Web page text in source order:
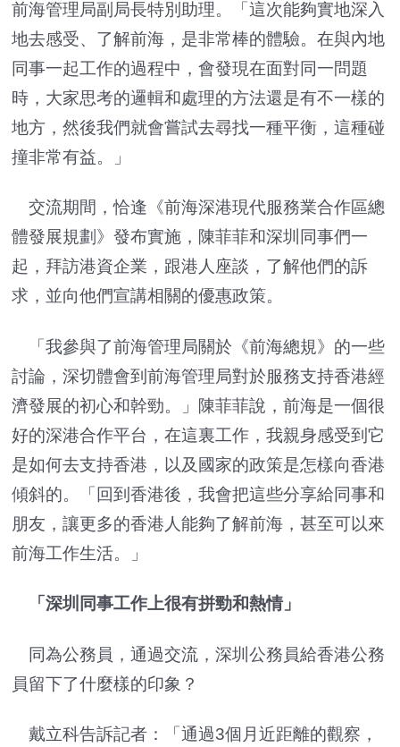
前海管理局副局長特別助理。「這次能夠實地深入
地去感受、了解前海，是非常棒的體驗。在與內地
同事一起工作的過程中，會發現在面對同一問題
時，大家思考的邏輯和處理的方法還是有不一樣的
地方，然後我們就會嘗試去尋找一種平衡，這種碰
撞非常有益。」
交流期間，恰逢《前海深港現代服務業合作區總
體發展規劃》發布實施，陳菲菲和深圳同事們一
起，拜訪港資企業，跟港人座談，了解他們的訴
求，並向他們宣講相關的優惠政策。
「我參與了前海管理局關於《前海總規》的一些
討論，深切體會到前海管理局對於服務支持香港經
濟發展的初心和幹勁。」陳菲菲說，前海是一個很
好的深港合作平台，在這裏工作，我親身感受到它
是如何去支持香港，以及國家的政策是怎樣向香港
傾斜的。「回到香港後，我會把這些分享給同事和
朋友，讓更多的香港人能夠了解前海，甚至可以來
前海工作生活。」
「深圳同事工作上很有拼勁和熱情」
同為公務員，通過交流，深圳公務員給香港公務
員留下了什麼樣的印象？
戴立科告訴記者：「通過3個月近距離的觀察，